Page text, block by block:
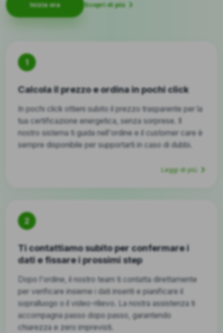
Inizia ora Scopri di più
1
Calcola il prezzo e ordina in pochi click
In pochi click ottieni subito il prezzo trasparente per la
tua certificazione energetica, senza sorprese. Il
nostro sistema ti guida nell'ordine e il customer care è
sempre disponibile per supportarti in caso di dubbi.
Leggi di più
2
Ti contattiamo subito per confermare i
dati e fissare i prossimi step
Dopo l'ordine, il nostro team ti contatta direttamente
per verificare insieme i dati inseriti e pianificare il
sopralluogo o il video-rilievo. La nostra assistenza ti
accompagna passo dopo passo, garantendo
chiarezza e zero imprevisti.